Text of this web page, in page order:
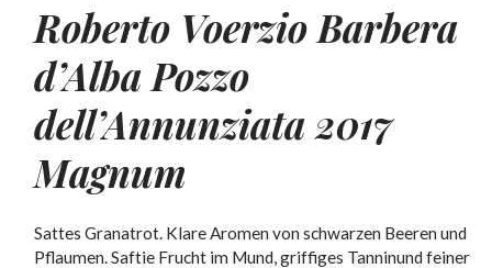
Roberto Voerzio Barbera
d’Alba Pozzo
dell’Annunziata 2017
Magnum
Sattes Granatrot. Klare Aromen von schwarzen Beeren und
Pflaumen. Saftie Frucht im Mund, griffiges Tanninund feiner